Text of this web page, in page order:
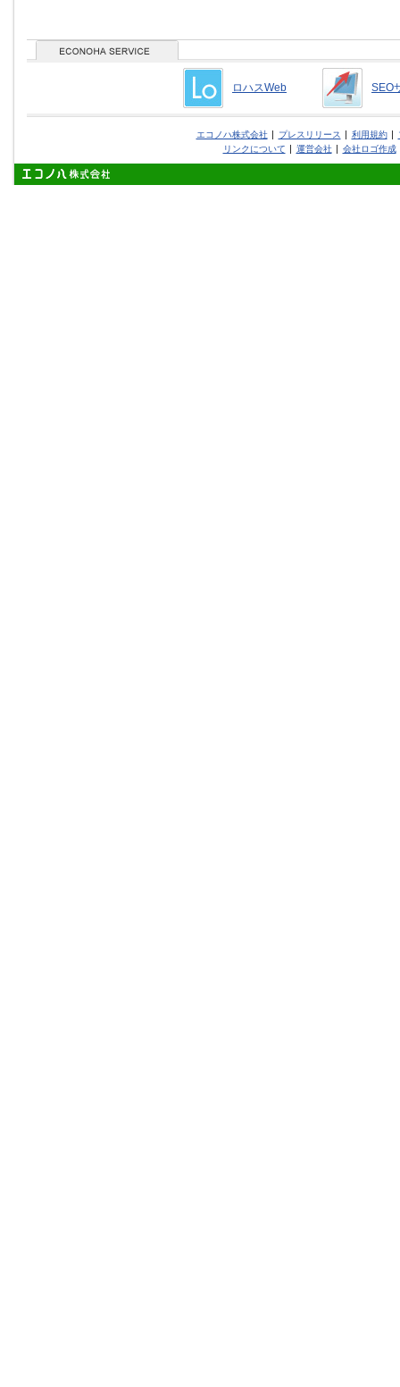
ロハスWeb SEO
エコノハ株式会社 プレスリリース 利用規約
リンクについて
運営会社 会社ロゴ作成